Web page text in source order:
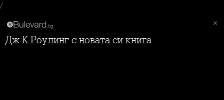
/
Дж.К.Роулинг с новата си книга